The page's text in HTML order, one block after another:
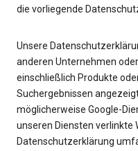
die vorliegende
Unsere
anderen Unternehmen
einschließlich Produkte
Suchergebnissen
möglicherweise Google-
unseren Diensten verlinkte
Datenschutzerklärung